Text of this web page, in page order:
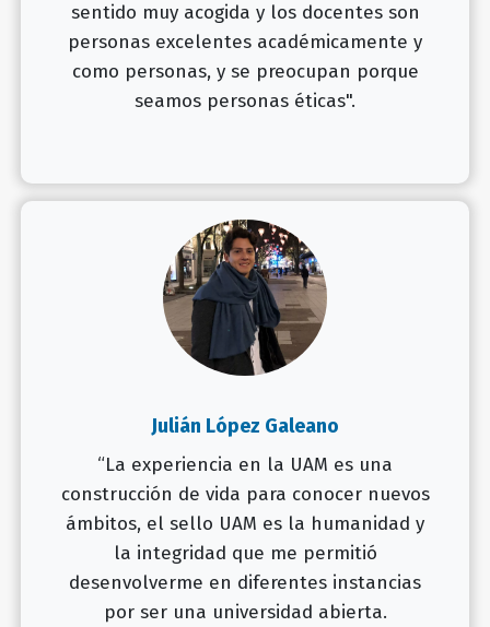
sentido muy acogida y los docentes son
personas excelentes académicamente y
como personas, y se preocupan porque
seamos personas éticas".
Julián López Galeano
“La experiencia en la UAM es una
construcción de vida para conocer nuevos
ámbitos, el sello UAM es la humanidad y
la integridad que me permitió
desenvolverme en diferentes instancias
por ser una universidad abierta.